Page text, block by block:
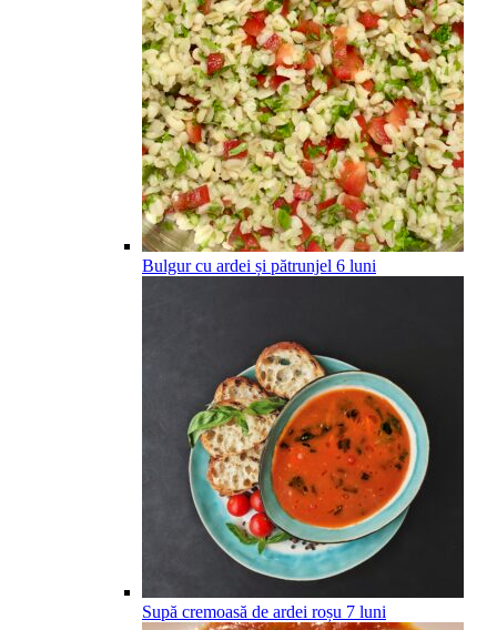
Bulgur cu ardei și pătrunjel 6 luni
Supă cremoasă de ardei roșu 7 luni